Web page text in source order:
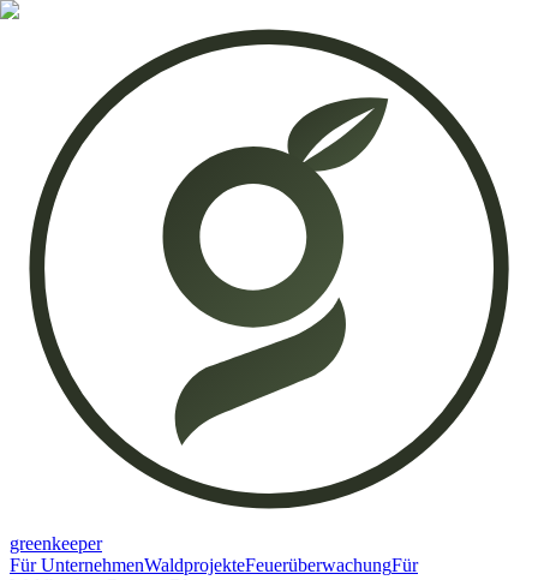
greenkeeper
Für UnternehmenWaldprojekteFeuerüberwachungFür